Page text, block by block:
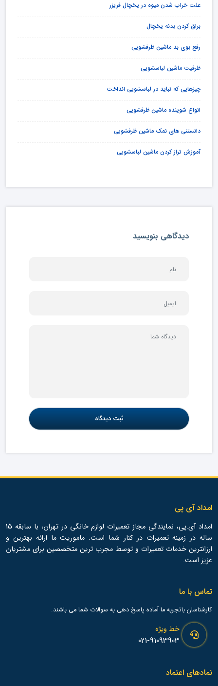
علت خراب شدن میوه در یخچال فریزر
براق کردن بدنه یخچال
رفع بوی بد ماشین ظرفشویی
ظرفیت ماشین لباسشویی
چیزهایی که نباید در لباسشویی انداخت
انواع شوینده ماشین ظرفشویی
دانستنی های نمک ماشین ظرفشویی
آموزش تراز کردن ماشین لباسشویی
دیدگاهی بنویسید
امداد آی پی
امداد آی.پی، نمایندگی مجاز تعمیرات لوازم خانگی در تهران، با سابقه 15
ساله در زمینه تعمیرات در کنار شما است. ماموریت ما ارائه بهترین و
ارزانترین خدمات تعمیرات و توسط مجرب ترین متخصصین برای مشتریان
عزیز است.
تماس با ما
کارشناسان باتجربه ما آماده پاسخ دهی به سوالات شما می باشند.
خط ویژه
021-91093903
نمادهای اعتماد